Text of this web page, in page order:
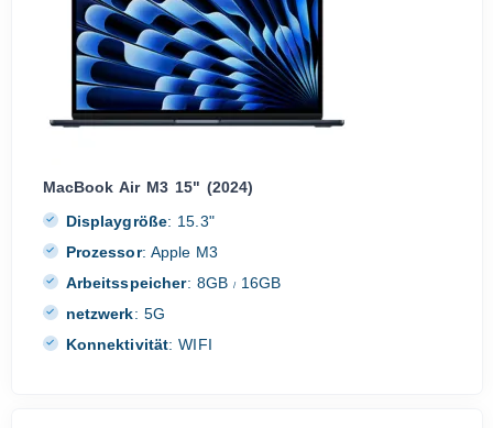
MacBook Air M3 15" (2024)
Displaygröße: 15.3"
Prozessor: Apple M3
Arbeitsspeicher: 8GB / 16GB
netzwerk: 5G
Konnektivität: WIFI